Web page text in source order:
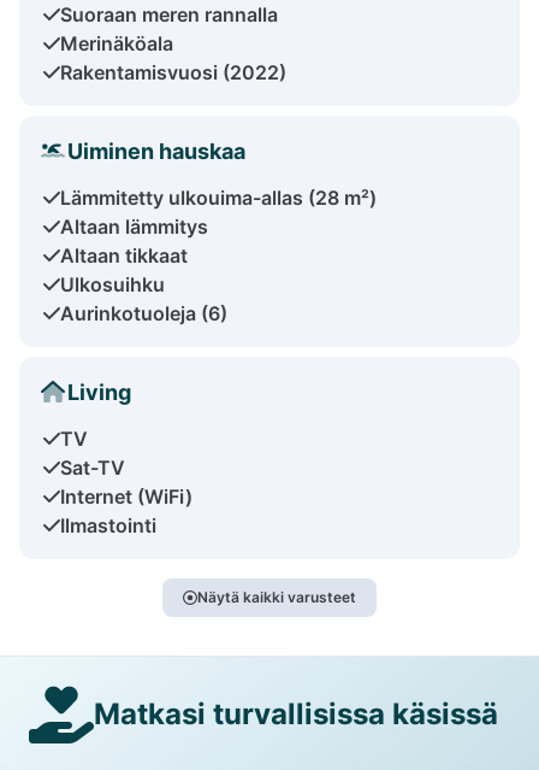
Suoraan meren rannalla
Merinäköala
Rakentamisvuosi (2022)
Uiminen hauskaa
Lämmitetty ulkouima-allas (28 m²)
Altaan lämmitys
Altaan tikkaat
Ulkosuihku
Aurinkotuoleja (6)
Living
TV
Sat-TV
Internet (WiFi)
Ilmastointi
Näytä kaikki varusteet
Matkasi turvallisissa käsissä